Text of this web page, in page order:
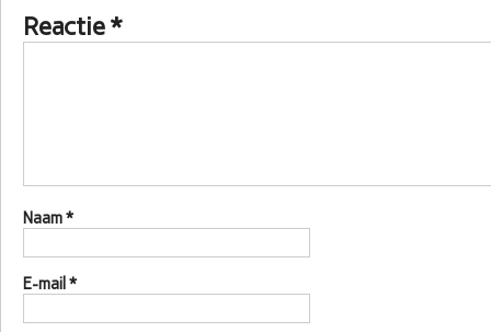
Reactie*
Naam*
E-mail *